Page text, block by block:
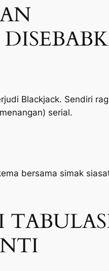
Blackjack. Sendiri
serial.
bersama simak